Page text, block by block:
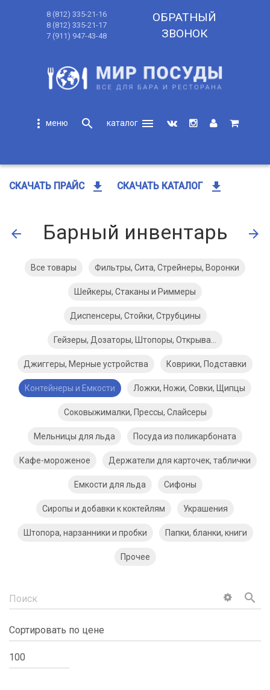
8 (812) 335-21-16
8 (812) 335-21-17
7 (911) 947-43-48
ОБРАТНЫЙ
ЗВОНОК
more_vert search
menu
СКАЧАТЬ ПРАЙС get_app СКАЧАТЬ КАТАЛОГ get_app
arrow_back Барный инвентарь arrow_forward
Все товары Фильтры, Сита, Стрейнеры, Воронки
Шейкеры, Стаканы и Риммеры
Диспенсеры, Стойки, Струбцины
Джиггеры, Мерные устройства Коврики, Подставки
Контейнеры и Емкости Ложки, Ножи, Совки, Щипцы
Соковыжималки, Прессы, Слайсеры
Мельницы для льда Посуда из поликарбоната
Кафе-мороженое Держатели для карточек, таблички
Емкости для льда Сифоны
Сиропы и добавки к коктейлям Украшения
Штопора, нарзанники и пробки Папки, бланки, книги
Прочее
search